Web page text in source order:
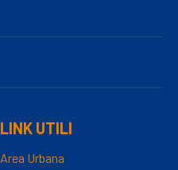
LINK UTILI
Area Urbana